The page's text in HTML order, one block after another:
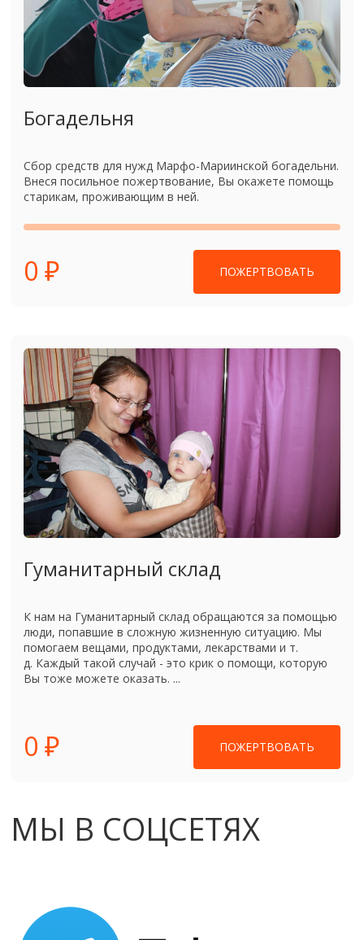
Богадельня
Сбор средств для нужд Марфо-Мариинской богадельни.
Внеся посильное пожертвование, Вы окажете помощь
старикам, проживающим в ней.
0 ₽ ПОЖЕРТВОВАТЬ
Гуманитарный склад
К нам на Гуманитарный склад обращаются за помощью
люди, попавшие в сложную жизненную ситуацию. Мы
помогаем вещами, продуктами, лекарствами и т.
д. Каждый такой случай - это крик о помощи, которую
Вы тоже можете оказать. ...
0 ₽ ПОЖЕРТВОВАТЬ
МЫ В СОЦСЕТЯХ